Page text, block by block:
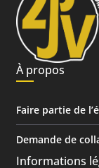
À propos
Faire partie de
Demande de
Informations